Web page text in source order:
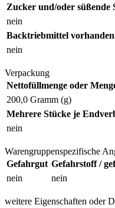
Zucker und/oder süßende
nein
Backtriebmittel vorhanden
nein
Verpackung
Nettofüllmenge oder
200,0 Gramm (g)
Mehrere Stücke je
nein
Warengruppenspezifische
Gefahrgut
nein
Gefahrstoff /
nein
weitere Eigenschaften oder